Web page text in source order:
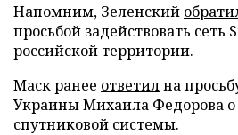
Напомним, Зеленский
просьбой задействовать сеть
российской территории.
Маск ранее ответилна
Украины Михаила Федорова
спутниковой системы.